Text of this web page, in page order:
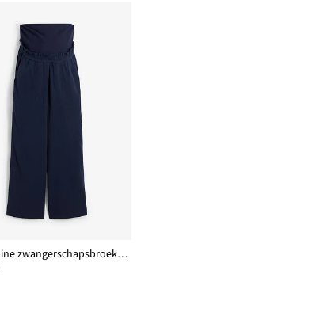
Mousseline zwangerschapsbroek, loose fit